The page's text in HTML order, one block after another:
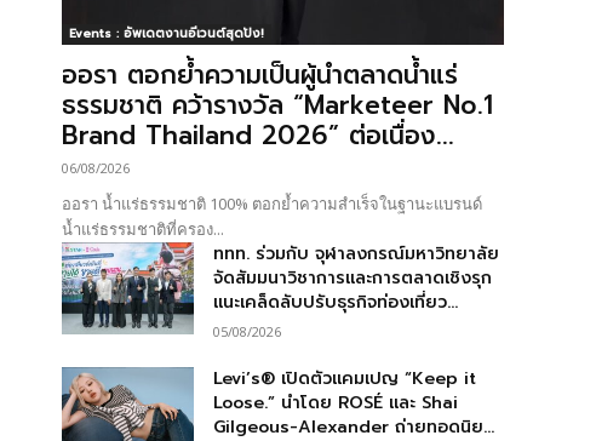
Events : อัพเดตงานอีเวนต์สุดปัง!
ออรา ตอกย้ำความเป็นผู้นำตลาดน้ำแร่
ธรรมชาติ คว้ารางวัล “Marketeer No.1
Brand Thailand 2026” ต่อเนื่อง...
06/08/2026
ออรา น้ำแร่ธรรมชาติ 100% ตอกย้ำความสำเร็จในฐานะแบรนด์
น้ำแร่ธรรมชาติที่ครอง...
ททท. ร่วมกับ จุฬาลงกรณ์มหาวิทยาลัย
จัดสัมมนาวิชาการและการตลาดเชิงรุก
แนะเคล็ดลับปรับธุรกิจท่องเที่ยว...
05/08/2026
Levi’s® เปิดตัวแคมเปญ “Keep it
Loose.” นำโดย ROSÉ และ Shai
Gilgeous-Alexander ถ่ายทอดนิย...